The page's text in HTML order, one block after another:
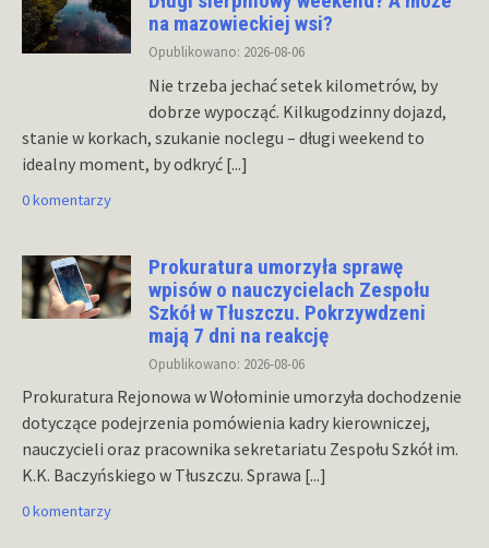
na mazowieckiej wsi?
Opublikowano: 2026-08-06
Nie trzeba jechać setek kilometrów, by
dobrze wypocząć. Kilkugodzinny dojazd,
stanie w korkach, szukanie noclegu – długi weekend to
idealny moment, by odkryć [...]
0 komentarzy
Prokuratura umorzyła sprawę
wpisów o nauczycielach Zespołu
Szkół w Tłuszczu. Pokrzywdzeni
mają 7 dni na reakcję
Opublikowano: 2026-08-06
Prokuratura Rejonowa w Wołominie umorzyła dochodzenie
dotyczące podejrzenia pomówienia kadry kierowniczej,
nauczycieli oraz pracownika sekretariatu Zespołu Szkół im.
K.K. Baczyńskiego w Tłuszczu. Sprawa [...]
0 komentarzy